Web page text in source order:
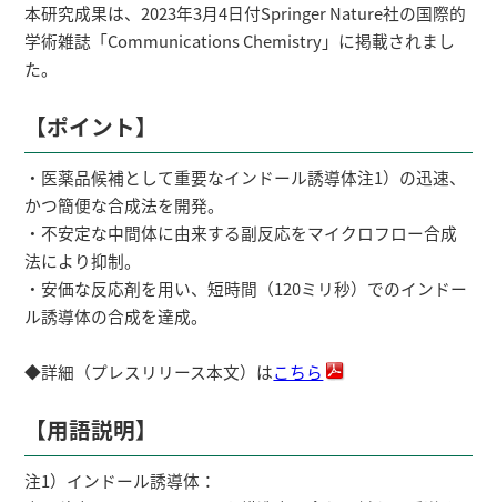
本研究成果は、2023年3月4日付Springer Nature社の国際的
学術雑誌「Communications Chemistry」に掲載されまし
た。
【ポイント】
・医薬品候補として重要なインドール誘導体注1）の迅速、
かつ簡便な合成法を開発。
・不安定な中間体に由来する副反応をマイクロフロー合成
法により抑制。
・安価な反応剤を用い、短時間（120ミリ秒）でのインドー
ル誘導体の合成を達成。
◆詳細（プレスリリース本文）はこちら
【用語説明】
注1）インドール誘導体：